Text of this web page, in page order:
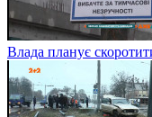
Влада планує